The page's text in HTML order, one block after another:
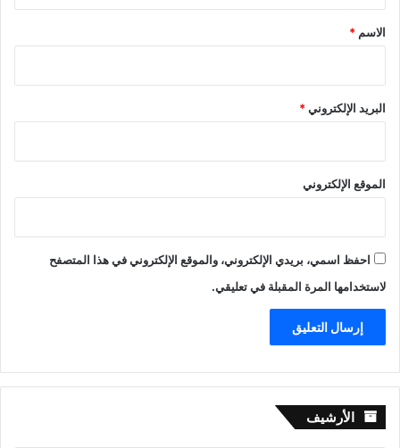
*
الاسم *
البريد الإلكتروني*
الموقع الإلكتروني
احفظ اسمي، بريدي الإلكتروني، والموقع الإلكتروني في هذا المتصفح
لاستخدامها المرة المقبلة في تعليقي.
الأرشيف الأرشيف